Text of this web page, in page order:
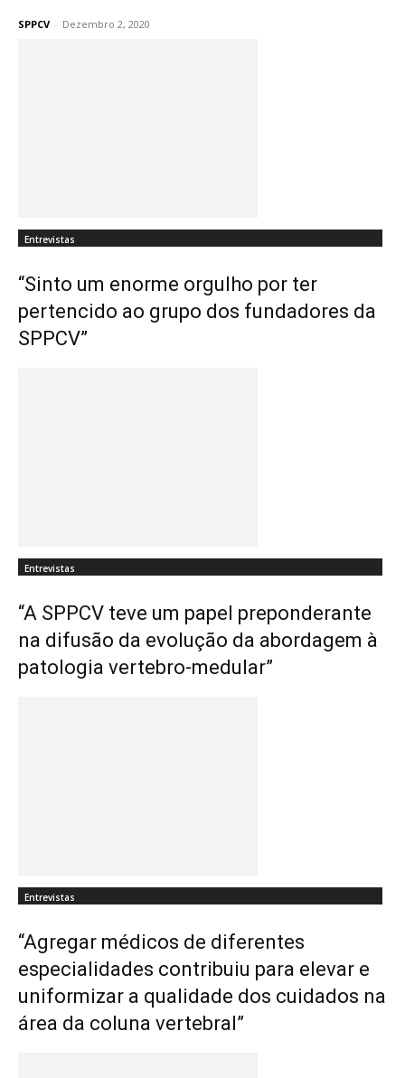
SPPCV - Dezembro 2, 2020
Entrevistas
“Sinto um enorme orgulho por ter
pertencido ao grupo dos fundadores da
SPPCV”
Entrevistas
“A SPPCV teve um papel preponderante
na difusão da evolução da abordagem à
patologia vertebro-medular”
Entrevistas
“Agregar médicos de diferentes
especialidades contribuiu para elevar e
uniformizar a qualidade dos cuidados na
área da coluna vertebral”